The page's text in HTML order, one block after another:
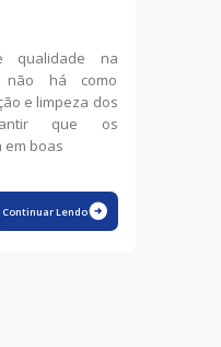
qualidade na
não há como
e limpeza dos
que os
em boas
Continuar Lendo